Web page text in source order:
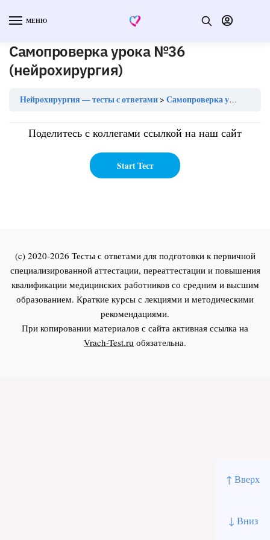
↑ Вверх
↓ Вниз
МЕНЮ
Самопроверка урока №36
(нейрохирургия)
Нейрохирургия — тесты с ответами Самопроверка урока №36 (нейрохирургия)
Поделитесь с коллегами ссылкой на наш сайт
(c) 2020-2026 Тесты с ответами для подготовки к первичной
специализированной аттестации, переаттестации и повышения
квалификации медицинских работников со средним и высшим
образованием. Краткие курсы с лекциями и методическими
рекомендациями.
При копировании материалов с сайта активная ссылка на
Vrach-Test.ru обязательна.